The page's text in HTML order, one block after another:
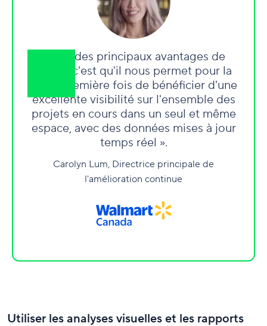
« L'un des principaux avantages de
Wrike, c'est qu'il nous permet pour la
toute première fois de bénéficier d'une
excellente visibilité sur l'ensemble des
projets en cours dans un seul et même
espace, avec des données mises à jour
temps réel ».
Carolyn Lum, Directrice principale de
l'amélioration continue
Utiliser les analyses visuelles et les rapports